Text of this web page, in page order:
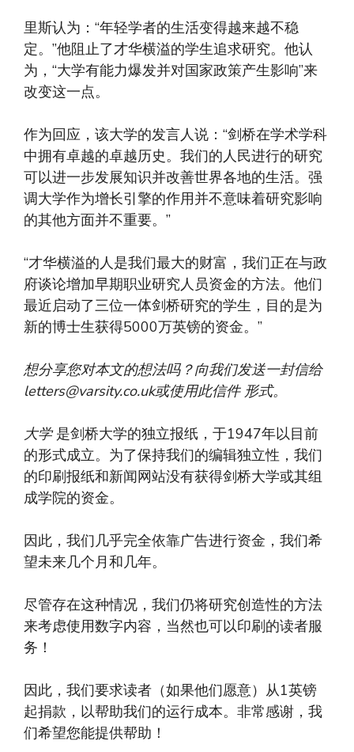
里斯认为：“年轻学者的生活变得越来越不稳
定。”他阻止了才华横溢的学生追求研究。他认
为，“大学有能力爆发并对国家政策产生影响”来
改变这一点。
作为回应，该大学的发言人说：“剑桥在学术学科
中拥有卓越的卓越历史。我们的人民进行的研究
可以进一步发展知识并改善世界各地的生活。强
调大学作为增长引擎的作用并不意味着研究影响
的其他方面并不重要。”
“才华横溢的人是我们最大的财富，我们正在与政
府谈论增加早期职业研究人员资金的方法。他们
最近启动了三位一体剑桥研究的学生，目的是为
新的博士生获得5000万英镑的资金。”
想分享您对本文的想法吗？向我们发送一封信给
letters@varsity.co.uk或使用此信件 形式。
大学是剑桥大学的独立报纸，于1947年以目前
的形式成立。为了保持我们的编辑独立性，我们
的印刷报纸和新闻网站没有获得剑桥大学或其组
成学院的资金。
因此，我们几乎完全依靠广告进行资金，我们希
望未来几个月和几年。
尽管存在这种情况，我们仍将研究创造性的方法
来考虑使用数字内容，当然也可以印刷的读者服
务！
因此，我们要求读者（如果他们愿意）从1英镑
起捐款，以帮助我们的运行成本。非常感谢，我
们希望您能提供帮助！